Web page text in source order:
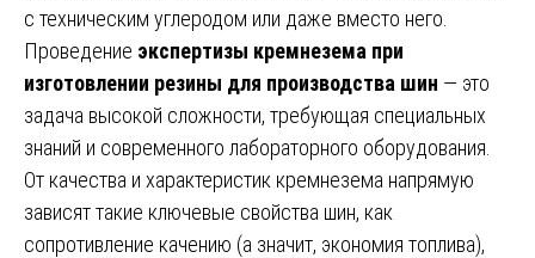
с техническим углеродом или даже вместо него.
Проведение экспертизы кремнезема при
изготовлении резины для производства шин — это
задача высокой сложности, требующая специальных
знаний и современного лабораторного оборудования.
От качества и характеристик кремнезема напрямую
зависят такие ключевые свойства шин, как
сопротивление качению (а значит, экономия топлива),